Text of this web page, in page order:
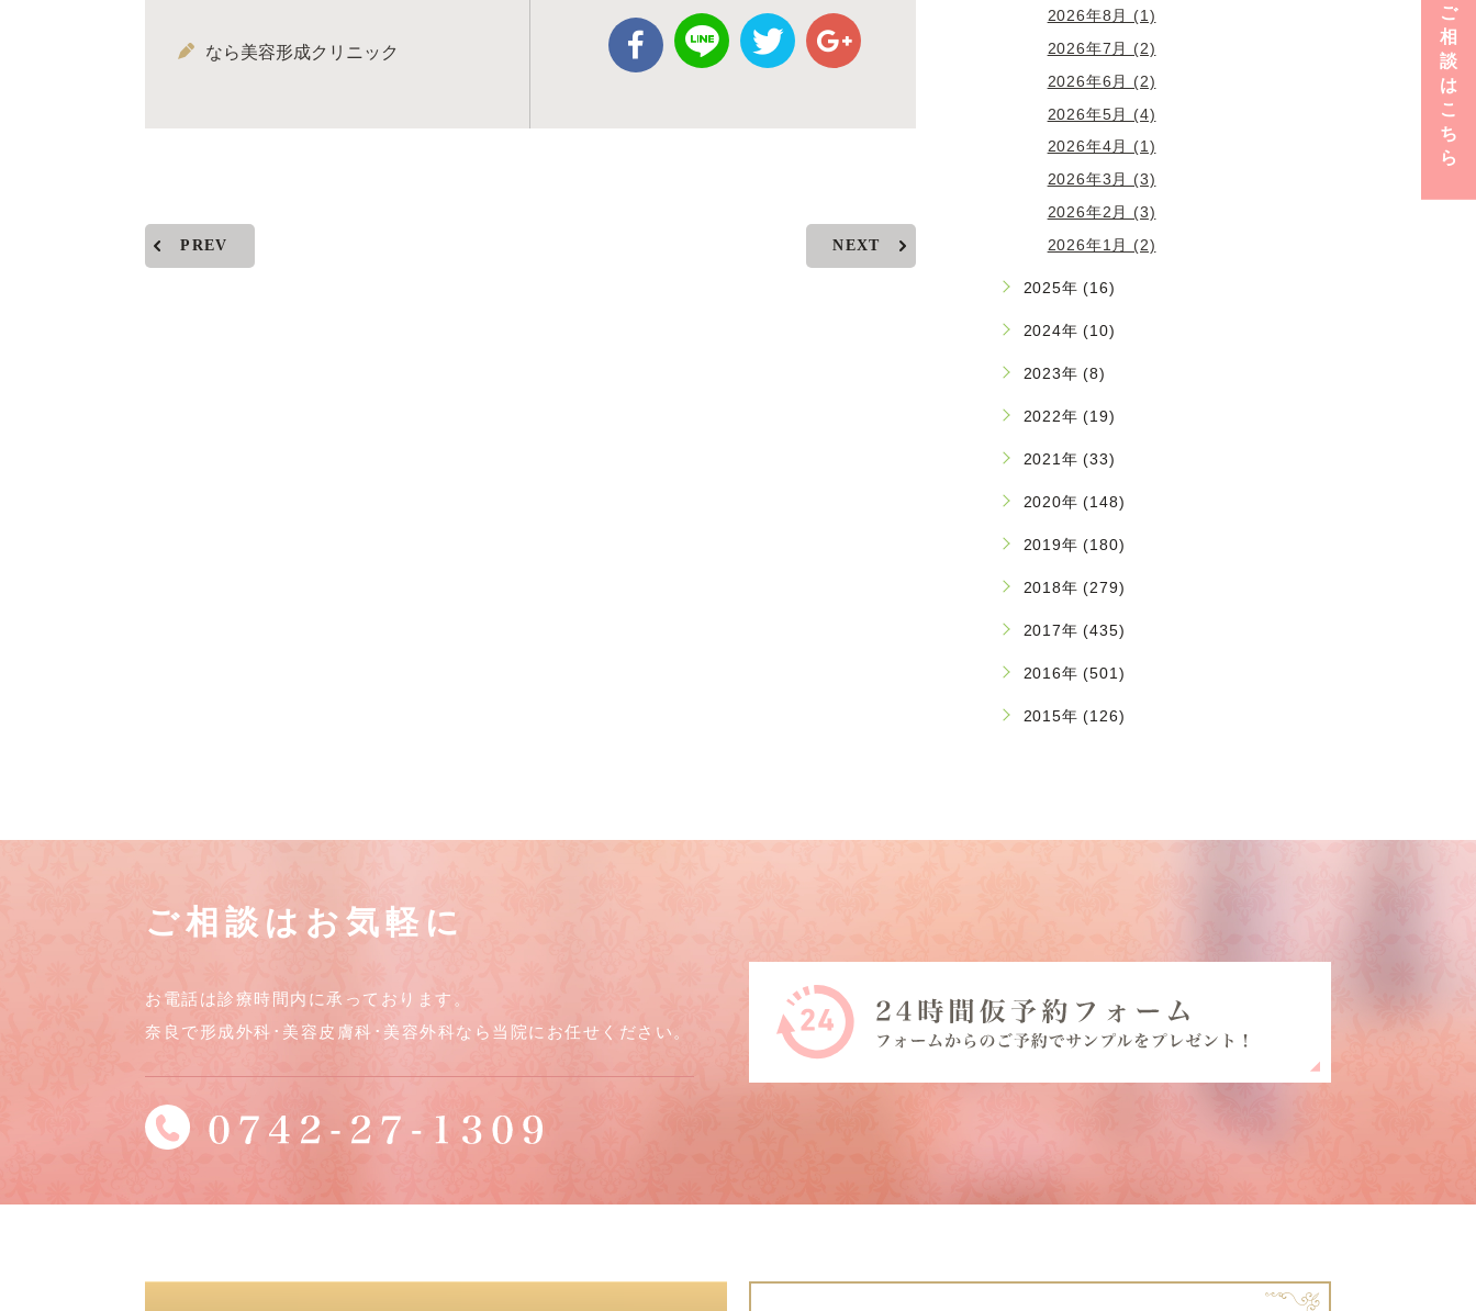
ご
相
談
は
こ
ち
ら
なら美容形成クリニック
PREV NEXT
2026年8月 (1)
2026年7月 (2)
2026年6月 (2)
2026年5月 (4)
2026年4月 (1)
2026年3月 (3)
2026年2月 (3)
2026年1月 (2)
2025年 (16)
2024年 (10)
2023年 (8)
2022年 (19)
2021年 (33)
2020年 (148)
2019年 (180)
2018年 (279)
2017年 (435)
2016年 (501)
2015年 (126)
ご相談はお気軽に
お電話は診療時間内に承っております。
奈良で形成外科･美容皮膚科･美容外科なら当院にお任せください。